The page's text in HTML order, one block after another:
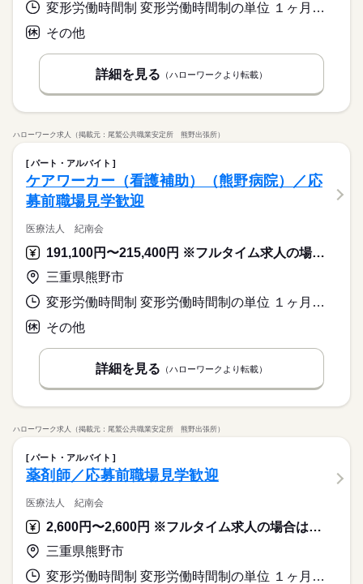
変形労働時間制 変形労働時間制の単位 １ヶ月単位 就業時間１ 7時30分〜16時00分 就業時間２ 8時30分〜17時00分 就業時間３ 10時00分〜18時30分
その他
詳細を見る （ハローワークより転載）
ハローワーク求人（掲載元：尾鷲公共職業安定所 熊野出張所）
パート・アルバイト
ケアワーカー（看護補助）（熊野病院）／応
募前職場見学歓迎
医療法人 紀南会
191,100円〜215,400円 ※フルタイム求人の場合は月額（換算額）、パート求人の場合は時間額を表示しています。
三重県熊野市
変形労働時間制 変形労働時間制の単位 １ヶ月単位 就業時間１ 7時30分〜16時00分 就業時間２ 8時30分〜17時00分 就業時間３ 10時00分〜18時30分
その他
詳細を見る （ハローワークより転載）
ハローワーク求人（掲載元：尾鷲公共職業安定所 熊野出張所）
パート・アルバイト
薬剤師／応募前職場見学歓迎
医療法人 紀南会
2,600円〜2,600円 ※フルタイム求人の場合は月額（換算額）、パート求人の場合は時間額を表示しています。
三重県熊野市
変形労働時間制 変形労働時間制の単位 １ヶ月単位 就業時間１ 8時30分〜17時00分 又は 〜の時間の間の5時間程度 就業時間に関する特記事項 勤務時間及び勤務日数は応相談